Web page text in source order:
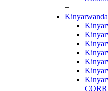
+
Kinyarwanda